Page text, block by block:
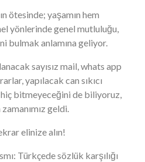
ötesinde; yaşamın hem
yönlerinde genel mutluluğu,
bulmak anlamına geliyor.
sayısız mail, whats app
yapılacak can sıkıcı
hiç bitmeyeceğini de biliyoruz,
geldi.
elinize alın!
Türkçede sözlük karşılığı